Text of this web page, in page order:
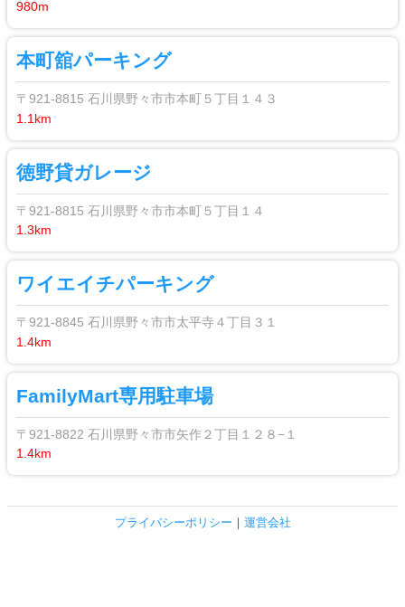
980m
本町舘パーキング
〒921-8815 石川県野々市市本町５丁目１４３
1.1km
徳野貸ガレージ
〒921-8815 石川県野々市市本町５丁目１４
1.3km
ワイエイチパーキング
〒921-8845 石川県野々市市太平寺４丁目３１
1.4km
FamilyMart専用駐車場
〒921-8822 石川県野々市市矢作２丁目１２８−１
1.4km
プライバシーポリシー ｜ 運営会社